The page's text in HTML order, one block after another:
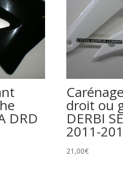
DRD
droit ou
DERBI
2011-
21,00€